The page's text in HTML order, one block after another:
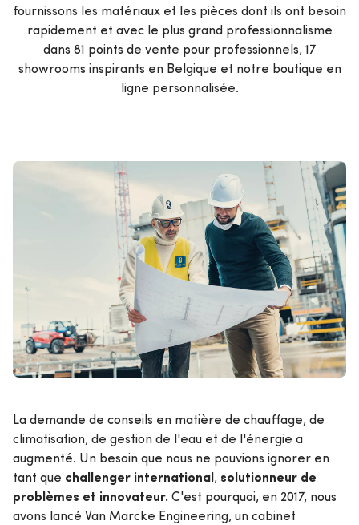
fournissons les matériaux et les pièces dont ils ont besoin
rapidement et avec le plus grand professionnalisme
dans 81 points de vente pour professionnels, 17
showrooms inspirants en Belgique et notre boutique en
ligne personnalisée.
La demande de conseils en matière de chauffage, de
climatisation, de gestion de l'eau et de l'énergie a
augmenté. Un besoin que nous ne pouvions ignorer en
tant que challenger international, solutionneur de
problèmes et innovateur. C'est pourquoi, en 2017, nous
avons lancé Van Marcke Engineering, un cabinet